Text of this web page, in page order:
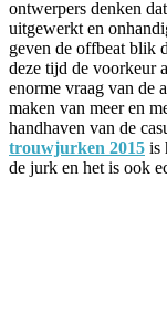
ontwerpers denken
uitgewerkt en
geven de offbeat blik
deze tijd de voorkeur
enorme vraag van de
maken van meer en
handhaven van de
trouwjurken 2015 is
de jurk en het is ook